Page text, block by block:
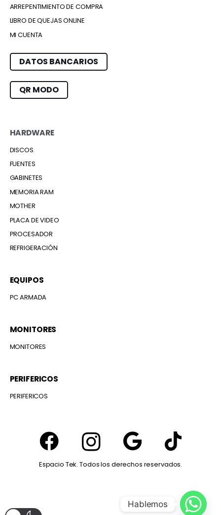
ARREPENTIMIENTO DE COMPRA
LIBRO DE QUEJAS ONLINE
MI CUENTA
DATOS BANCARIOS
QR MODO
HARDWARE
DISCOS
FUENTES
GABINETES
MEMORIA RAM
MOTHER
PLACA DE VIDEO
PROCESADOR
REFRIGERACIÓN
EQUIPOS
PC ARMADA
MONITORES
MONITORES
PERIFERICOS
PERIFERICOS
Espacio Tek. Todos los derechos reservados.
Hablemos